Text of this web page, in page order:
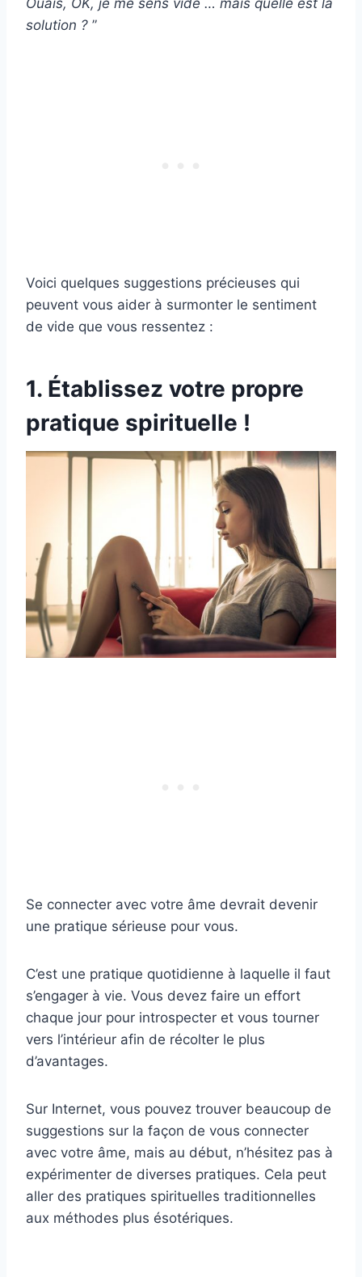
solution ? ”
Voici quelques suggestions précieuses qui
peuvent vous aider à surmonter le sentiment
de vide que vous ressentez :
1. Établissez votre propre
pratique spirituelle !
Se connecter avec votre âme devrait devenir
une pratique sérieuse pour vous.
C’est une pratique quotidienne à laquelle il faut
s’engager à vie. Vous devez faire un effort
chaque jour pour introspecter et vous tourner
vers l’intérieur afin de récolter le plus
d’avantages.
Sur Internet, vous pouvez trouver beaucoup de
suggestions sur la façon de vous connecter
avec votre âme, mais au début, n’hésitez pas à
expérimenter de diverses pratiques. Cela peut
aller des pratiques spirituelles traditionnelles
aux méthodes plus ésotériques.